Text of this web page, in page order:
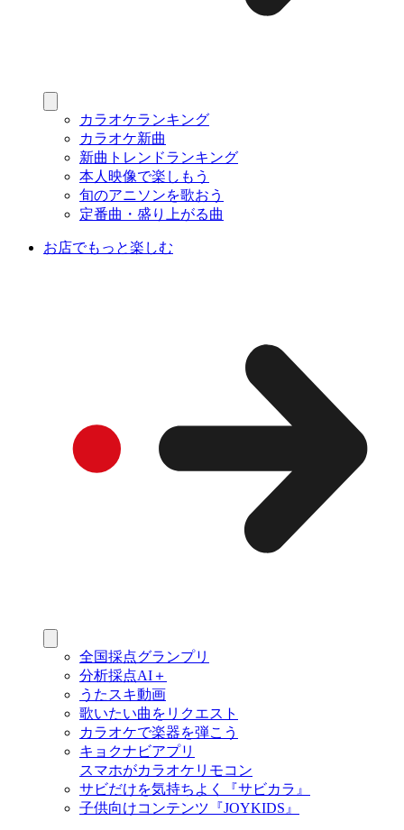
カラオケランキング
カラオケ新曲
新曲トレンドランキング
本人映像で楽しもう
旬のアニソンを歌おう
定番曲・盛り上がる曲
お店でもっと楽しむ
全国採点グランプリ
分析採点AI＋
うたスキ動画
歌いたい曲をリクエスト
カラオケで楽器を弾こう
キョクナビアプリ
スマホがカラオケリモコン
サビだけを気持ちよく『サビカラ』
子供向けコンテンツ『JOYKIDS』